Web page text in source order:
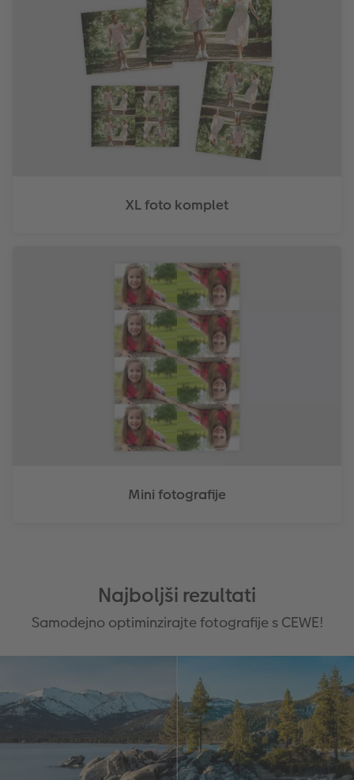
XL foto komplet
Mini fotografije
Najboljši rezultati
Samodejno optiminzirajte fotografije s CEWE!